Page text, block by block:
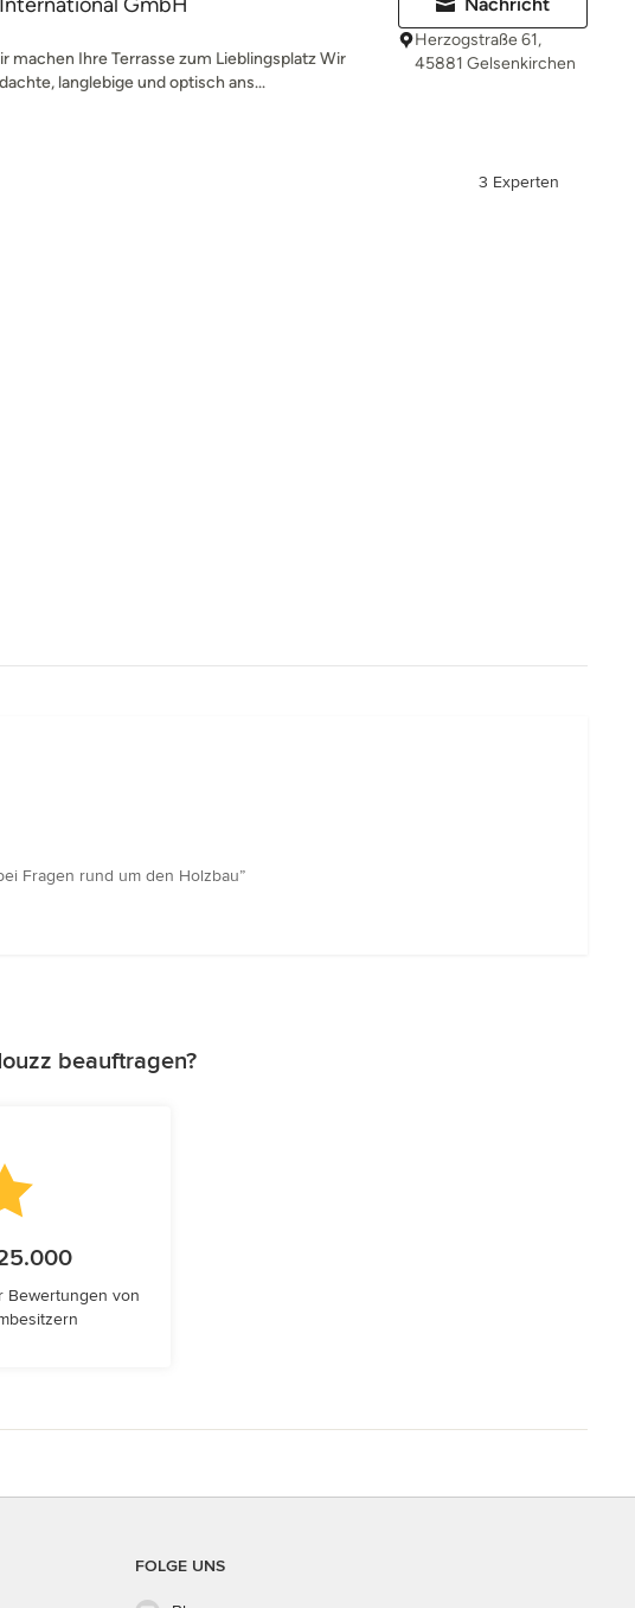
machen Ihre Terrasse zum Lieblingsplatz Wir
langlebige und optisch ans...
Herzogstraße 61,
45881 Gelsenkirchen
3 Experten
Fragen rund um den Holzbau”
beauftragen?
Bewertungen von
FOLGE UNS